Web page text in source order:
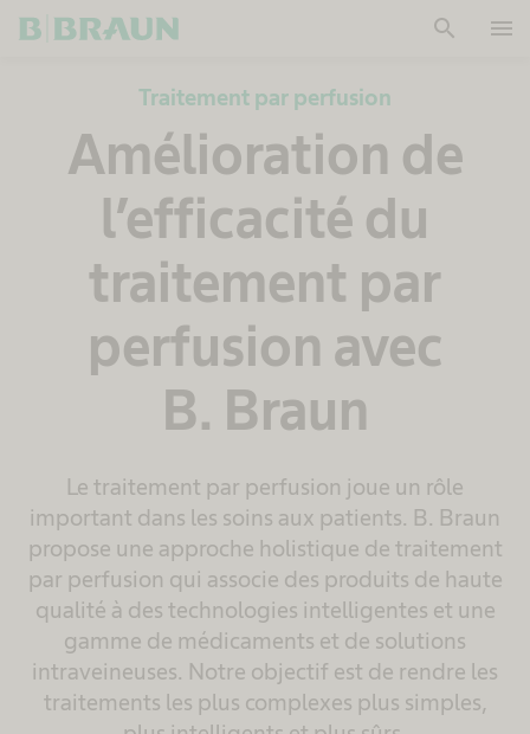
search menu
Traitement par perfusion
Amélioration de
l’efficacité du
traitement par
perfusion avec
B. Braun
Le traitement par perfusion joue un rôle
important dans les soins aux patients. B. Braun
propose une approche holistique de traitement
par perfusion qui associe des produits de haute
qualité à des technologies intelligentes et une
gamme de médicaments et de solutions
intraveineuses. Notre objectif est de rendre les
traitements les plus complexes plus simples,